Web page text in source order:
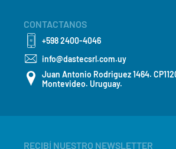
CONTACTANOS
+598 2400-4046
info@dastecsrl.com.uy
Juan Antonio Rodriguez 1464.
Montevideo. Uruguay.
RECIBÍ NUESTRO NEWSLETTER